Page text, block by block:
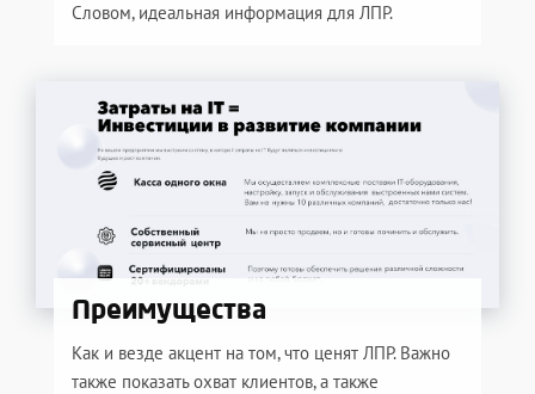
Словом, идеальная информация для ЛПР.
Преимущества
Как и везде акцент на том, что ценят ЛПР. Важно
также показать охват клиентов, а также